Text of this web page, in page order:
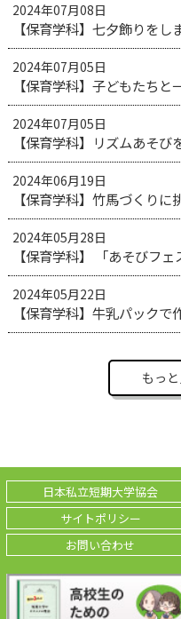
2024年07月08日
【保育学科】七夕飾りをし
2024年07月05日
【保育学科】子どもたちと
2024年07月05日
【保育学科】リズムあそび
2024年06月19日
【保育学科】竹馬づくりに
2024年05月28日
【保育学科】 「あそびフ
2024年05月22日
【保育学科】牛乳パックで
もっ
日本私立短期大学協会
サイトポリシー
お問い合わせ